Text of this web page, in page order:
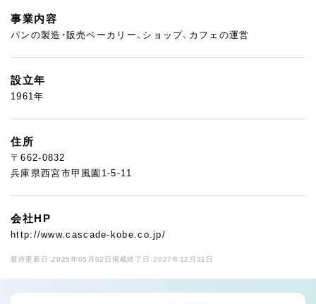
事業内容
パンの製造・販売ベーカリー、ショップ、カフェの運営
設立年
1961年
住所
〒662-0832
兵庫県西宮市甲風園1-5-11
会社HP
http://www.cascade-kobe.co.jp/
最終更新日：2025年05月02日 掲載終了日：2027年12月31日